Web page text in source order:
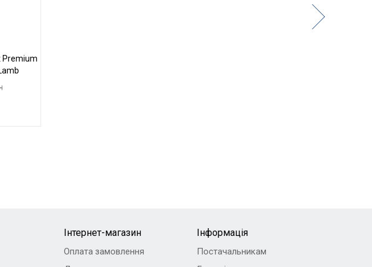
Premium
Інтернет-магазин
Оплата замовлення
Інформація
Постачальникам